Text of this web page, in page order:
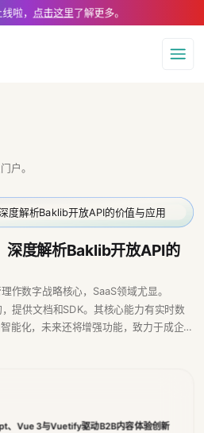
is available at https://
啦， 点击这里了解更多。
导航
户。
深度解析Baklib开放API的
作数字战略核心，SaaS领域尤显。
提供文档和SDK。其核心能力有实时数
能化，未来还将增强功能，致力于成企业
、Vue 3与Vuetify驱动B2B内容体验创新